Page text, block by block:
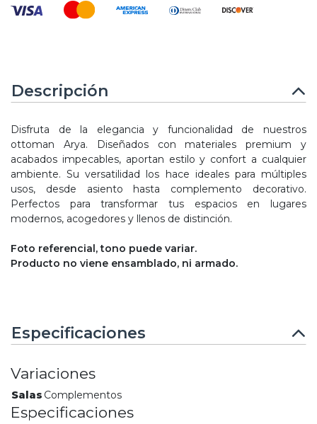
Descripción
Disfruta de la elegancia y funcionalidad de nuestros
ottoman Arya. Diseñados con materiales premium y
acabados impecables, aportan estilo y confort a cualquier
ambiente. Su versatilidad los hace ideales para múltiples
usos, desde asiento hasta complemento decorativo.
Perfectos para transformar tus espacios en lugares
modernos, acogedores y llenos de distinción.
Foto referencial, tono puede variar.
Producto no viene ensamblado, ni armado.
Especificaciones
Variaciones
Salas Complementos
Especificaciones